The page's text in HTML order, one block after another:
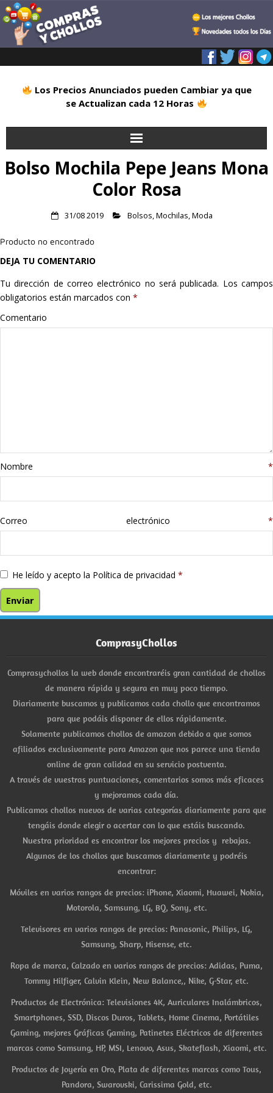
Los Precios Anunciados pueden Cambiar ya que
se Actualizan cada 12 Horas
Inicio
Deportes
Hogar
Informática
Stanley
libros
Bolso Mochila Pepe Jeans Mona
Color Rosa
31/08 2019 Bolsos,Mochilas,Moda
Producto no encontrado
DEJA TU COMENTARIO
Tu dirección de correo electrónico no será publicada. Los campos
obligatorios están marcados con *
Comentario
Nombre *
Correo electrónico *
He leído y acepto la Política de privacidad *
ComprasyChollos
Comprasychollos la web donde encontraréis gran cantidad de chollos
de manera rápida y segura en muy poco tiempo.
Diariamente buscamos y publicamos cada chollo que encontramos
para que podáis disponer de ellos rápidamente.
Solamente publicamos chollos de amazon debido a que somos
afiliados exclusivamente para Amazon que nos parece una tienda
online de gran calidad en su servicio postventa.
A través de vuestras puntuaciones, comentarios somos más eficaces
y mejoramos cada día.
Publicamos chollos nuevos de varias categorías diariamente para que
tengáis donde elegir o acertar con lo que estáis buscando.
Nuestra prioridad es encontrar los mejores precios y rebajas.
Algunos de los chollos que buscamos diariamente y podréis
encontrar:
Móviles en varios rangos de precios: iPhone, Xiaomi, Huawei, Nokia,
Motorola, Samsung, LG, BQ, Sony, etc.
Televisores en varios rangos de precios: Panasonic, Philips, LG,
Samsung, Sharp, Hisense, etc.
Ropa de marca, Calzado en varios rangos de precios: Adidas, Puma,
Tommy Hilfiger, Calvin Klein, New Balance,, Nike, G-Star, etc.
Productos de Electrónica: Televisiones 4K, Auriculares Inalámbricos,
Smartphones, SSD, Discos Duros, Tablets, Home Cinema, Portátiles
Gaming, mejores Gráficas Gaming, Patinetes Eléctricos de diferentes
marcas como Samsung, HP, MSI, Lenovo, Asus, Skateflash, Xiaomi, etc.
Productos de Joyería en Oro, Plata de diferentes marcas como Tous,
Pandora, Swarovski, Carissima Gold, etc.